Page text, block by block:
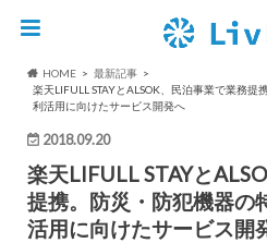
HOME
最新記事
楽天LIFULL STAYとALSOK、民泊事業で業務
利活用に向けたサービス開発へ
2018.09.20
楽天LIFULL STAYと
提携。防災・防犯機器の
活用に向けたサービス開